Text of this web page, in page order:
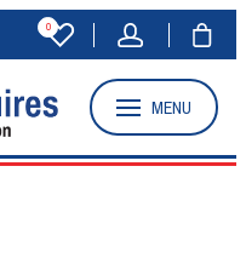
0
MENU